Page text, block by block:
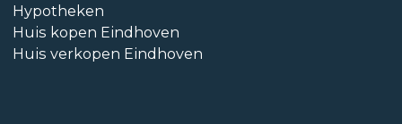
Hypotheken
Huis kopen Eindhoven
Huis verkopen Eindhoven